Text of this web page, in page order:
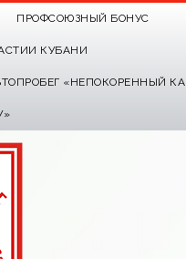
ПРОФСОЮЗНЫЙ БОНУС
КУБАНИ
«НЕПОКОРЕННЫЙ